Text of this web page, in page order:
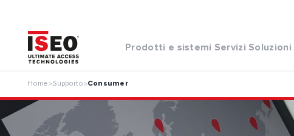
Prodotti e sistemi Servizi Soluzioni
Home>Supporto>Consumer